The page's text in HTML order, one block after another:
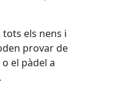
tennis i pàdel
els nens i
provar de
el pàdel a